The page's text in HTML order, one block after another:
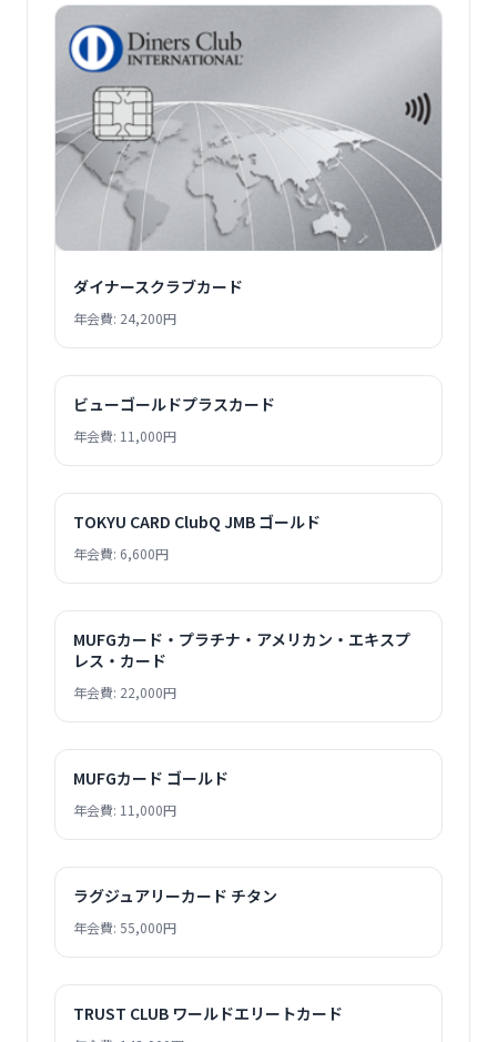
ダイナースクラブカード
年会費: 24,200円
ビューゴールドプラスカード
年会費: 11,000円
TOKYU CARD ClubQ JMB ゴールド
年会費: 6,600円
MUFGカード・プラチナ・アメリカン・エキスプ
レス・カード
年会費: 22,000円
MUFGカード ゴールド
年会費: 11,000円
ラグジュアリーカード チタン
年会費: 55,000円
TRUST CLUB ワールドエリートカード